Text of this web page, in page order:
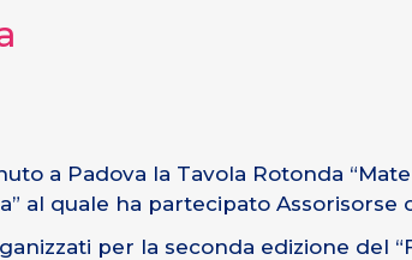
a Padova la Tavola Rotonda
al quale ha partecipato Assorisorse
per la seconda edizione del